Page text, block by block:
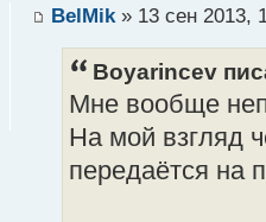
BelMik» 13 сен 2013,
Boyarincev
Мне вообще
На мой взгляд
передаётся на